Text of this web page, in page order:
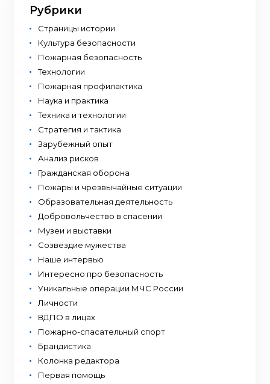
Рубрики
Страницы истории
Культура безопасности
Пожарная безопасность
Технологии
Пожарная профилактика
Наука и практика
Техника и технологии
Стратегия и тактика
Зарубежный опыт
Анализ рисков
Гражданская оборона
Пожары и чрезвычайные ситуации
Образовательная деятельность
Добровольчество в спасении
Музеи и выставки
Созвездие мужества
Наше интервью
Интересно про безопасность
Уникальные операции МЧС России
Личности
ВДПО в лицах
Пожарно-спасательный спорт
Брандистика
Колонка редактора
Первая помощь